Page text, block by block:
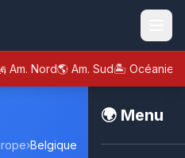
Am. Nord🌎 Am. Sud🏝️ Océanie
🌍 Menu
›Belgique